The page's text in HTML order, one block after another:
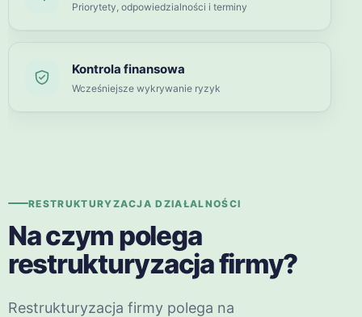
Priorytety, odpowiedzialności i terminy
Kontrola finansowa
Wcześniejsze wykrywanie ryzyk
RESTRUKTURYZACJA DZIAŁALNOŚCI
Na czym polega
restrukturyzacja firmy?
Restrukturyzacja firmy polega na